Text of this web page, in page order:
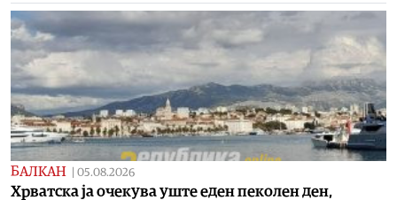
БАЛКАН | 05.08.2026
Хрватска ја очекува уште еден пеколен ден,